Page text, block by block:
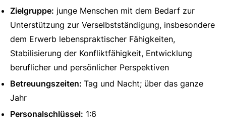
Zielgruppe: junge Menschen mit dem Bedarf zur
Unterstützung zur Verselbstständigung, insbesondere
dem Erwerb lebenspraktischer Fähigkeiten,
Stabilisierung der Konfliktfähigkeit, Entwicklung
beruflicher und persönlicher Perspektiven
Betreuungszeiten: Tag und Nacht; über das ganze
Jahr
Personalschlüssel: 1:6